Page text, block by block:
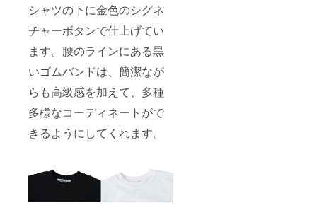
シャツの下に金色のシグネ
チャーボタンで仕上げてい
ます。腰のラインにある黒
いゴムバンドは、簡潔なが
らも高級感を加えて、多種
多様なコーディネートがで
きるようにしてくれます。